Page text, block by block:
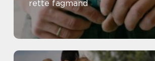
rette fagmand